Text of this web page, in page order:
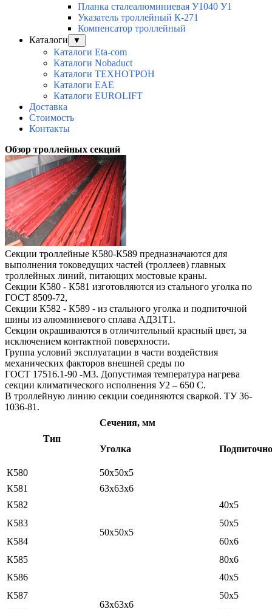
Планка сталеалюминиевая У1040 У1
Указатель троллейный К-271
Компенсатор троллейный
Каталоги
▼
Каталоги Eta-com
Каталоги Nobaduct
Каталоги ТЕХНОТРОН
Каталоги EAE
Каталоги EUROLIFT
Доставка
Стоимость
Контакты
Обзор троллейных секций
Cекции троллейные К580-К589 предназначаются для
выполнения токоведущих частей (троллеев) главных
троллейных линий, питающих мостовые краны.
Секции К580 - К581 изготовляются из стального уголка по
ГОСТ 8509-72,
Секции К582 - К589 - из стального уголка и подпиточной
шины из алюминиевого сплава АД31Т1.
Секции окрашиваются в отличительный красный цвет, за
исключением контактной поверхности.
Группа условий эксплуатации в части воздействия
механических факторов внешней среды по
ГОСТ 17516.1-90 -М3. Допустимая температура нагрева
секции климатического исполнения У2 – 650 С.
В троллейную линию секции соединяются сваркой. ТУ 36-
1036-81.
Тип
Сечения, мм
Уголка
К580
50х50х5
К581
63х63х6
К582
50х50х5
40х5
К583
50х5
К584
60х6
К585
80х6
К586
63х63х6
40х5
К587
50х5